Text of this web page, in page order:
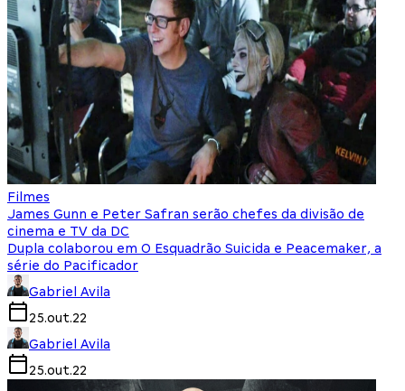
Filmes
James Gunn e Peter Safran serão chefes da divisão de
cinema e TV da DC
Dupla colaborou em O Esquadrão Suicida e Peacemaker, a
série do Pacificador
Gabriel Avila
25.out.22
Gabriel Avila
25.out.22